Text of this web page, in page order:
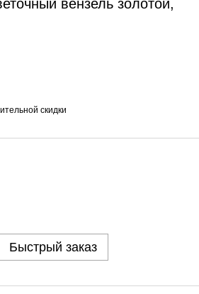
вензель золотой,
скидки
Быстрый заказ